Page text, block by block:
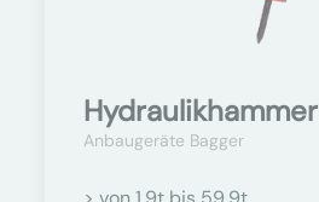
Hydraulikhammer
Anbaugeräte Bagger